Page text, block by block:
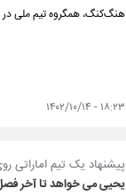
هنگ‌کنگ، همگروه تیم ملی در جام ملت‌های آسیا
۱۸:۲۳ - ۱۴۰۲/۱۰/۱۴
پیشنهاد یک تیم اماراتی
یحیی می خواهد تا آخر